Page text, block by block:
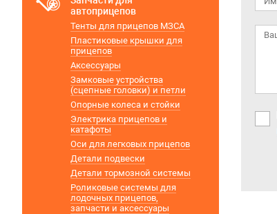
автоприцепов
Тенты для прицепов МЗСА
Пластиковые крышки для
прицепов
Аксессуары
Замковые устройства
(сцепные головки) и петли
Опорные колеса и стойки
Электрика прицепов и
катафоты
Оси для легковых прицепов
Детали подвески
Детали тормозной системы
Роликовые системы для
лодочных прицепов,
запчасти и аксессуары